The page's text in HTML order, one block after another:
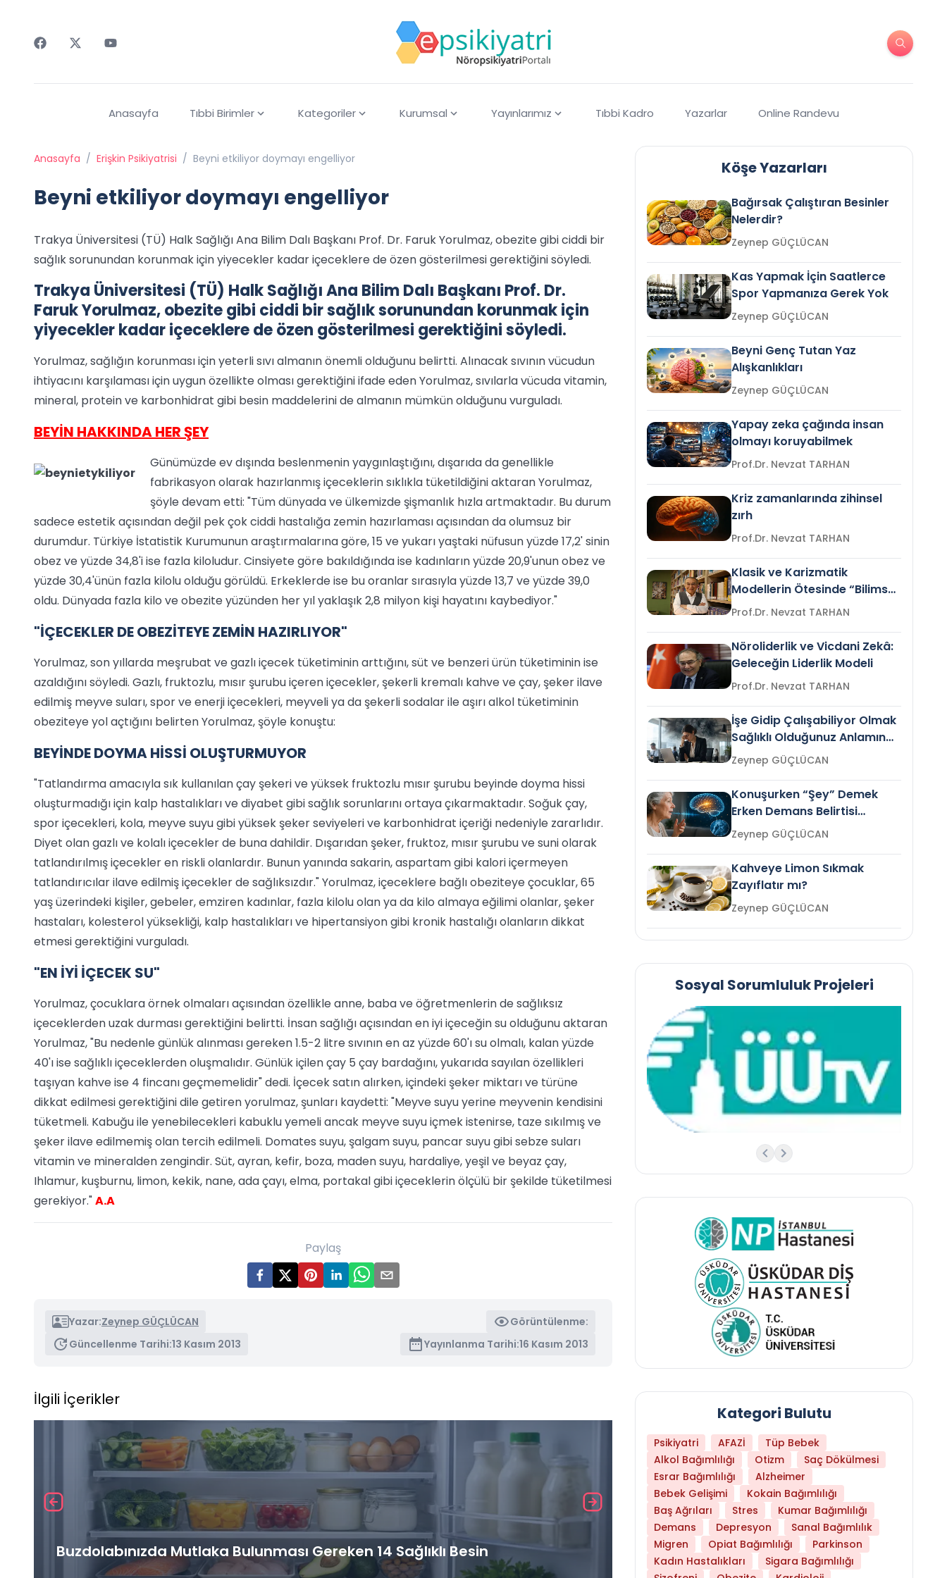
Anasayfa Tıbbi Birimler Kategoriler Kurumsal Yayınlarımız Tıbbi Kadro Yazarlar Online Randevu
Anasayfa / Erişkin Psikiyatrisi / Beyni etkiliyor doymayı engelliyor
Beyni etkiliyor doymayı engelliyor
Trakya Üniversitesi (TÜ) Halk Sağlığı Ana Bilim Dalı Başkanı Prof. Dr. Faruk Yorulmaz, obezite gibi ciddi bir
sağlık sorunundan korunmak için yiyecekler kadar içeceklere de özen gösterilmesi gerektiğini söyledi.
Trakya Üniversitesi (TÜ) Halk Sağlığı Ana Bilim Dalı Başkanı Prof. Dr.
Faruk Yorulmaz, obezite gibi ciddi bir sağlık sorunundan korunmak için
yiyecekler kadar içeceklere de özen gösterilmesi gerektiğini söyledi.
Yorulmaz, sağlığın korunması için yeterli sıvı almanın önemli olduğunu belirtti. Alınacak sıvının vücudun
ihtiyacını karşılaması için uygun özellikte olması gerektiğini ifade eden Yorulmaz, sıvılarla vücuda vitamin,
mineral, protein ve karbonhidrat gibi besin maddelerini de almanın mümkün olduğunu vurguladı.
BEYİN HAKKINDA HER ŞEY
Günümüzde ev dışında beslenmenin yaygınlaştığını, dışarıda da genellikle
fabrikasyon olarak hazırlanmış içeceklerin sıklıkla tüketildiğini aktaran Yorulmaz,
şöyle devam etti: "Tüm dünyada ve ülkemizde şişmanlık hızla artmaktadır. Bu durum
sadece estetik açısından değil pek çok ciddi hastalığa zemin hazırlaması açısından da olumsuz bir
durumdur. Türkiye İstatistik Kurumunun araştırmalarına göre, 15 ve yukarı yaştaki nüfusun yüzde 17,2' sinin
obez ve yüzde 34,8'i ise fazla kiloludur. Cinsiyete göre bakıldığında ise kadınların yüzde 20,9'unun obez ve
yüzde 30,4'ünün fazla kilolu olduğu görüldü. Erkeklerde ise bu oranlar sırasıyla yüzde 13,7 ve yüzde 39,0
oldu. Dünyada fazla kilo ve obezite yüzünden her yıl yaklaşık 2,8 milyon kişi hayatını kaybediyor."
"İÇECEKLER DE OBEZİTEYE ZEMİN HAZIRLIYOR"
Yorulmaz, son yıllarda meşrubat ve gazlı içecek tüketiminin arttığını, süt ve benzeri ürün tüketiminin ise
azaldığını söyledi. Gazlı, fruktozlu, mısır şurubu içeren içecekler, şekerli kremalı kahve ve çay, şeker ilave
edilmiş meyve suları, spor ve enerji içecekleri, meyveli ya da şekerli sodalar ile aşırı alkol tüketiminin
obeziteye yol açtığını belirten Yorulmaz, şöyle konuştu:
BEYİNDE DOYMA HİSSİ OLUŞTURMUYOR
"Tatlandırma amacıyla sık kullanılan çay şekeri ve yüksek fruktozlu mısır şurubu beyinde doyma hissi
oluşturmadığı için kalp hastalıkları ve diyabet gibi sağlık sorunlarını ortaya çıkarmaktadır. Soğuk çay,
spor içecekleri, kola, meyve suyu gibi yüksek şeker seviyeleri ve karbonhidrat içeriği nedeniyle zararlıdır.
Diyet olan gazlı ve kolalı içecekler de buna dahildir. Dışarıdan şeker, fruktoz, mısır şurubu ve suni olarak
tatlandırılmış içecekler en riskli olanlardır. Bunun yanında sakarin, aspartam gibi kalori içermeyen
tatlandırıcılar ilave edilmiş içecekler de sağlıksızdır." Yorulmaz, içeceklere bağlı obeziteye çocuklar, 65
yaş üzerindeki kişiler, gebeler, emziren kadınlar, fazla kilolu olan ya da kilo almaya eğilimi olanlar, şeker
hastaları, kolesterol yüksekliği, kalp hastalıkları ve hipertansiyon gibi kronik hastalığı olanların dikkat
etmesi gerektiğini vurguladı.
"EN İYİ İÇECEK SU"
Yorulmaz, çocuklara örnek olmaları açısından özellikle anne, baba ve öğretmenlerin de sağlıksız
içeceklerden uzak durması gerektiğini belirtti. İnsan sağlığı açısından en iyi içeceğin su olduğunu aktaran
Yorulmaz, "Bu nedenle günlük alınması gereken 1.5-2 litre sıvının en az yüzde 60'ı su olmalı, kalan yüzde
40'ı ise sağlıklı içeceklerden oluşmalıdır. Günlük içilen çay 5 çay bardağını, yukarıda sayılan özellikleri
taşıyan kahve ise 4 fincanı geçmemelidir" dedi. İçecek satın alırken, içindeki şeker miktarı ve türüne
dikkat edilmesi gerektiğini dile getiren yorulmaz, şunları kaydetti: "Meyve suyu yerine meyvenin kendisini
tüketmeli. Kabuğu ile yenebilecekleri kabuklu yemeli ancak meyve suyu içmek istenirse, taze sıkılmış ve
şeker ilave edilmemiş olan tercih edilmeli. Domates suyu, şalgam suyu, pancar suyu gibi sebze suları
vitamin ve mineralden zengindir. Süt, ayran, kefir, boza, maden suyu, hardaliye, yeşil ve beyaz çay,
Ihlamur, kuşburnu, limon, kekik, nane, ada çayı, elma, portakal gibi içeceklerin ölçülü bir şekilde tüketilmesi
gerekiyor."A.A
Paylaş
Yazar:Zeynep GÜÇLÜCAN
Görüntülenme:
Güncellenme Tarihi:13 Kasım 2013 Yayınlanma Tarihi:16 Kasım 2013
İlgili İçerikler
Buzdolabınızda Mutlaka Bulunması Gereken 14 Sağlıklı Besin Hangi Yaşta Hangi Testi Yaptırmanız
Köşe Yazarları
Bağırsak Çalıştıran Besinler
Nelerdir?
Zeynep GÜÇLÜCAN
Kas Yapmak İçin Saatlerce
Spor Yapmanıza Gerek Yok
Zeynep GÜÇLÜCAN
Beyni Genç Tutan Yaz
Alışkanlıkları
Zeynep GÜÇLÜCAN
Yapay zeka çağında insan
olmayı koruyabilmek
Prof.Dr. Nevzat TARHAN
Kriz zamanlarında zihinsel
zırh
Prof.Dr. Nevzat TARHAN
Klasik ve Karizmatik
Modellerin Ötesinde “Bilimsel
Liderlik”
Prof.Dr. Nevzat TARHAN
Nöroliderlik ve Vicdani Zekâ:
Geleceğin Liderlik Modeli
Prof.Dr. Nevzat TARHAN
İşe Gidip Çalışabiliyor Olmak
Sağlıklı Olduğunuz Anlamına
Gelir mi?Zeynep GÜÇLÜCAN
Konuşurken “Şey” Demek
Erken Demans Belirtisi
Olabilir mi?Zeynep GÜÇLÜCAN
Kahveye Limon Sıkmak
Zayıflatır mı?
Zeynep GÜÇLÜCAN
Sosyal Sorumluluk Projeleri
Kategori Bulutu
Psikiyatri AFAZİ
Tüp Bebek
Alkol Bağımlılığı
Otizm
Saç Dökülmesi
Esrar Bağımlılığı
Alzheimer
Bebek Gelişimi
Kokain Bağımlılığı
Baş Ağrıları
Stres
Kumar Bağımlılığı
Demans
Depresyon
Sanal Bağımlılık
Migren
Opiat Bağımlılığı
Parkinson
Kadın Hastalıkları
Sigara Bağımlılığı